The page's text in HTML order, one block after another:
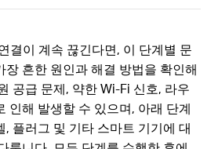
결이 계속 끊긴다면, 이 단계별 문
장 흔한 원인과 해결 방법을 확인해
공급 문제, 약한 Wi-Fi 신호, 라우
인해 발생할 수 있으며, 아래 단계
, 플러그 및 기타 스마트 기기에 대